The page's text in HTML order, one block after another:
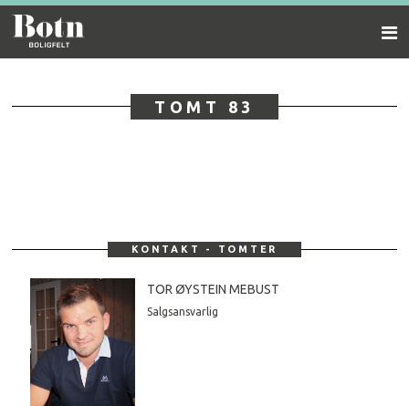
Gå
Forstørre
skrift
Botn
TOMT 83
KONTAKT - TOMTER
TOR ØYSTEIN MEBUST
Salgsansvarlig